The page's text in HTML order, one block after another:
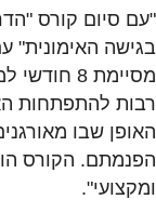
"עם סיום קורס
בגישה האימונית"
מסיימת 8
רבות להתפתחות
האופן שבו
הפנמתם. הקורס
ומקצועי".